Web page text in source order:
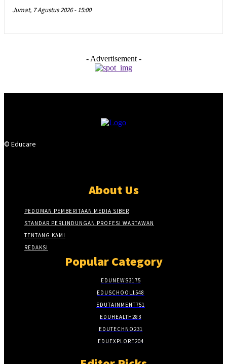
Jumat, 7 Agustus 2026 - 15:00
- Advertisement -
© Educare
About Us
PEDOMAN PEMBERITAAN MEDIA SIBER
STANDAR PERLINDUNGAN PROFESI WARTAWAN
TENTANG KAMI
REDAKSI
Popular Category
EDUNEWS3175
EDUSCHOOL1548
EDUTAINMENT751
EDUHEALTH283
EDUTECHNO231
EDUEXPLORE204